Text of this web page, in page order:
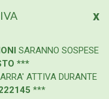
x
SARANNO SOSPESE
***
ATTIVA DURANTE
***